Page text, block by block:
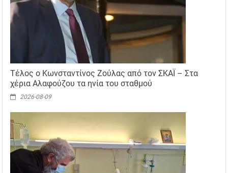
Τέλος ο Κωνσταντίνος Ζούλας από τον ΣΚΑΪ – Στα
χέρια Αλαφούζου τα ηνία του σταθμού
2026-08-09